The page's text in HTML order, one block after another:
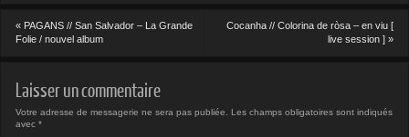
« PAGANS // San Salvador – La Grande
Folie / nouvel album
Cocanha // Colorina de ròsa – en viu [
live session ] »
Laisser un commentaire
Votre adresse de messagerie ne sera pas publiée. Les champs obligatoires sont indiqués
avec*